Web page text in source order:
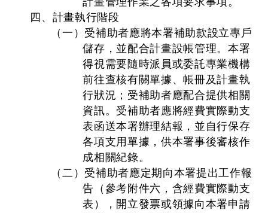
四、計畫執行階段
（一）受補助者應將本署補助款設立專戶
儲存，並配合計畫設帳管理。本署
得視需要隨時派員或委託專業機構
前往查核有關單據、帳冊及計畫執
行狀況；受補助者應配合提供相關
資訊。受補助者應將經費實際動支
表函送本署辦理結報，並自行保存
各項支用單據，供本署事後審核作
成相關紀錄。
（二）受補助者應定期向本署提出工作報
告（參考附件六，含經費實際動支
表），開立發票或領據向本署申請